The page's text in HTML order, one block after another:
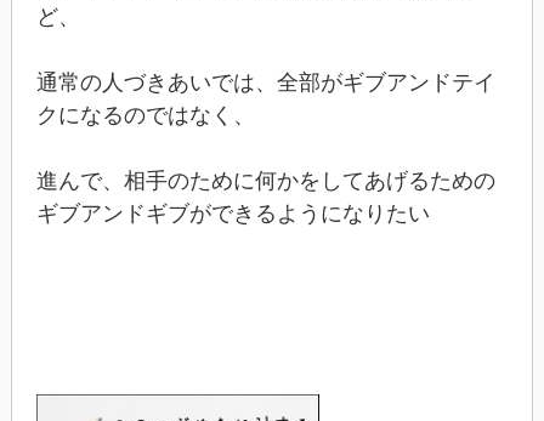
ど、
通常の人づきあいでは、全部がギブアンドテイ
クになるのではなく、
進んで、相手のために何かをしてあげるための
ギブアンドギブができるようになりたい